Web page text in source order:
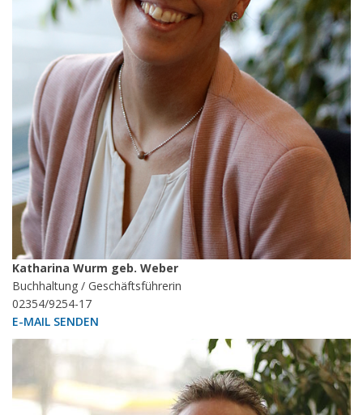
Katharina Wurm geb. Weber
Buchhaltung / Geschäftsführerin
02354/9254-17
E-MAIL SENDEN